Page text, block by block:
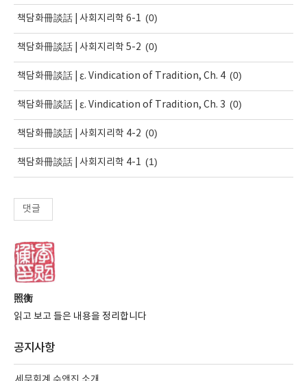
책담화冊談話 | 사회지리학 6-1 (0)
책담화冊談話 | 사회지리학 5-2 (0)
책담화冊談話 | ε. Vindication of Tradition, Ch. 4 (0)
책담화冊談話 | ε. Vindication of Tradition, Ch. 3 (0)
책담화冊談話 | 사회지리학 4-2 (0)
책담화冊談話 | 사회지리학 4-1 (1)
댓글
照衡
읽고 보고 들은 내용을 정리합니다
공지사항